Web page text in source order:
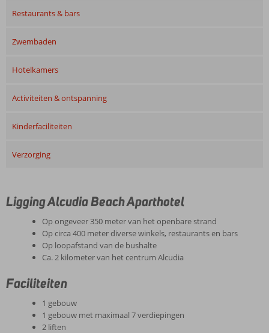
Restaurants & bars
Zwembaden
Hotelkamers
Activiteiten & ontspanning
Kinderfaciliteiten
Verzorging
Ligging Alcudia Beach Aparthotel
Op ongeveer 350 meter van het openbare strand
Op circa 400 meter diverse winkels, restaurants en bars
Op loopafstand van de bushalte
Ca. 2 kilometer van het centrum Alcudia
Faciliteiten
1 gebouw
1 gebouw met maximaal 7 verdiepingen
2 liften